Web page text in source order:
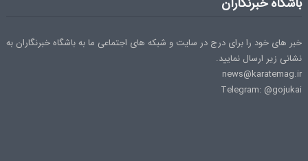
خبر های خود را برای درج در سایت و شبکه های اجتماعی ما به باشگاه خبرنگاران به
نشانی زیر ارسال نمایید.
news@karatemag.ir
Telegram: @gojukai